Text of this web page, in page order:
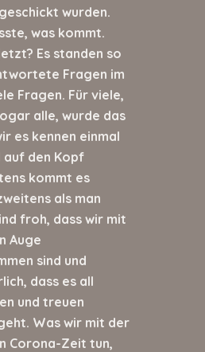
wurden.
was kommt.
Es standen so
Fragen im
Fragen. Für viele,
alle, wurde das
es kennen einmal
auf den Kopf
kommt es
als man
froh, dass wir mit
Auge
sind und
dass es all
und treuen
Was wir mit der
Corona-Zeit tun,